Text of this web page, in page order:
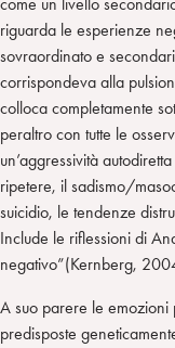
riguarda le esperienze
sovraordinato e
corrispondeva alla
colloca completamente
peraltro con tutte le
un’aggressività
ripetere, il sadismo/
suicidio, le tendenze
Include le riflessioni di
negativo”(Kernberg,
A suo parere le emozioni
predisposte